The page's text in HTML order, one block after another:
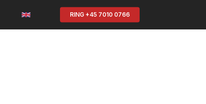
RING +45 7010 0766